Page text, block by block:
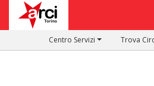
Centro Servizi Trova